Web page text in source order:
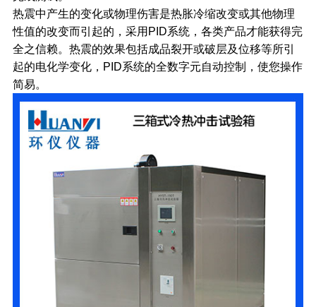
热震中产生的变化或物理伤害是热胀冷缩改变或其他物理
性值的改变而引起的，采用PID系统，各类产品才能获得完
全之信赖。热震的效果包括成品裂开或破层及位移等所引
起的电化学变化，PID系统的全数字元自动控制，使您操作
简易。